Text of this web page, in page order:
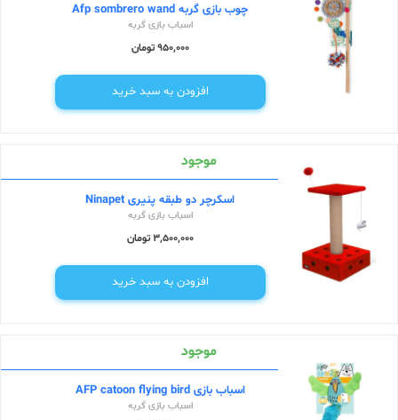
چوب بازی گربه Afp sombrero wand
اسباب بازی گربه
950,000 تومان
افزودن به سبد خرید
موجود
اسکرچر دو طبقه پنیری Ninapet
اسباب بازی گربه
3,500,000 تومان
افزودن به سبد خرید
موجود
اسباب بازی AFP catoon flying bird
اسباب بازی گربه